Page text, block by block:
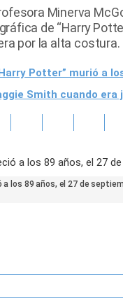
Minerva
de “Harry
por la alta costura.
Potter” murió a
Smith cuando era
los 89 años, el 27 de